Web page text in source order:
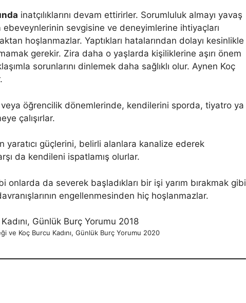
inatçılıklarını devam ettirirler. Sorumluluk almayı yavaş
sevgisine ve deneyimlerine ihtiyaçları
hoşlanmazlar. Yaptıkları hatalarından dolayı kesinlikle
gerekir. Zira daha o yaşlarda kişiliklerine aşırı önem
sorunlarını dinlemek daha sağlıklı olur. Aynen Koç
veya öğrencilik dönemlerinde, kendilerini sporda, tiyatro ya
çalışırlar.
yaratıcı güçlerini, belirli alanlara kanalize ederek
da kendileni ispatlamış olurlar.
onlarda da severek başladıkları bir işi yarım bırakmak gibi
engellenmesinden hiç hoşlanmazlar.
ve Koç Burcu Kadını, Günlük Burç Yorumu 2020